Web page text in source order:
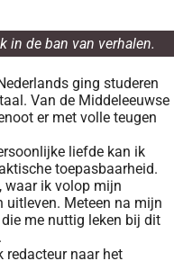
in de ban van verhalen.
ging studeren
Van de Middeleeuwse
er met volle teugen
liefde kan ik
toepasbaarheid.
waar ik volop mijn
uitleven. Meteen na mijn
me nuttig leken bij dit
redacteur naar het